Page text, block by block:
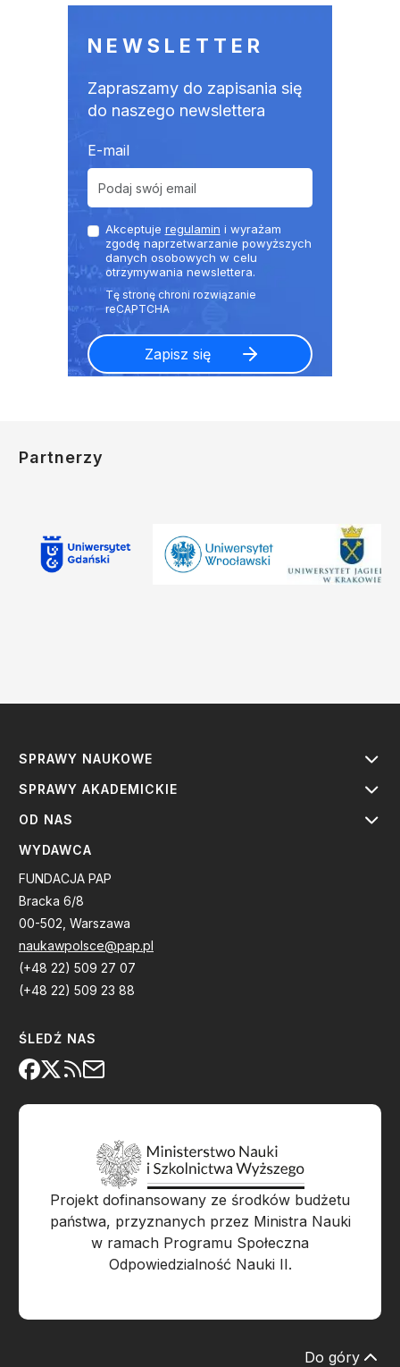
NEWSLETTER
Zapraszamy do zapisania się
do naszego newslettera
E-mail
Akceptuje regulamin i wyrażam
zgodę naprzetwarzanie powyższych
danych osobowych w celu
otrzymywania newslettera.
Partnerzy
SPRAWY NAUKOWE
SPRAWY AKADEMICKIE
OD NAS
WYDAWCA
FUNDACJA PAP
Bracka 6/8
00-502, Warszawa
naukawpolsce@pap.pl
(+48 22) 509 27 07
(+48 22) 509 23 88
ŚLEDŹ NAS
Projekt dofinansowany ze środków budżetu
państwa, przyznanych przez Ministra Nauki
w ramach Programu Społeczna
Odpowiedzialność Nauki II.
Do góry